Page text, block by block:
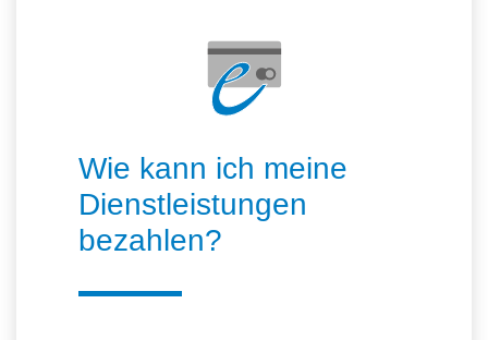
Wie kann ich meine
Dienstleistungen
bezahlen?